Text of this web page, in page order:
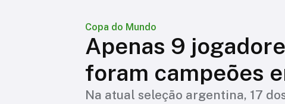
Copa do Mundo
Apenas 9
foram campeões
Na atual seleção argentina, 17